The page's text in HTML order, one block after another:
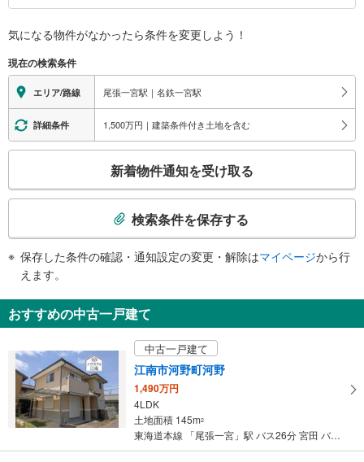
※段差なしでの移動経路
地上⇔改札⇔ホーム：○
エレベータ
・各ホーム⇔改札
エスカレータ
・各ホーム⇔改札
・改札内
・ＡＥＤ
気になる物件がなかったら条件を変更しよう！
現在の検索条件
エリア/路線 尾張一宮駅｜名鉄一宮駅
詳細条件 1,500万円｜建築条件付き土地を含む
検
知
を
け
取
る
・
条
新着物件通知を受け取る
検索条件を保存する
保存した条件の確認・通知設定の変更・解除はマイページから行
えます。
おすすめの中古一戸建て
中古一戸建て
江南市河野町河野
1,490万円
4LDK
土地面積 145m2
東海道本線 「尾張一宮」駅 バス26分 宮田 バス停下車 徒歩8分